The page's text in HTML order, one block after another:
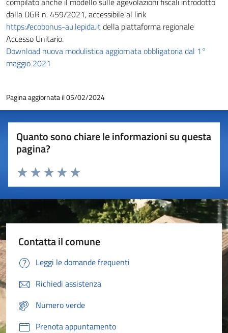
dalla DGR n. 459/2021, accessibile al link
https://ecobonus-au.lepida.itdella piattaforma regionale
Accesso Unitario.
Download nuova modulistica aggiornata obbligatoria dal 1°
maggio 2021
Pagina aggiornata il 05/02/2024
Quanto sono chiare le informazioni su questa
pagina?
Valuta 5 stelle su 5
Valuta 4 stelle su 5
Valuta 3 stelle su 5
Valuta 2 stelle su 5
Valuta 1 stelle su 5
Contatta il comune
Leggi le domande frequenti
Richiedi assistenza
Numero verde
Prenota appuntamento